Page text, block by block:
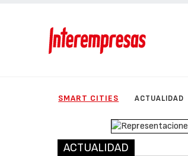
SMART CITIES ACTUALIDAD
ACTUALIDAD